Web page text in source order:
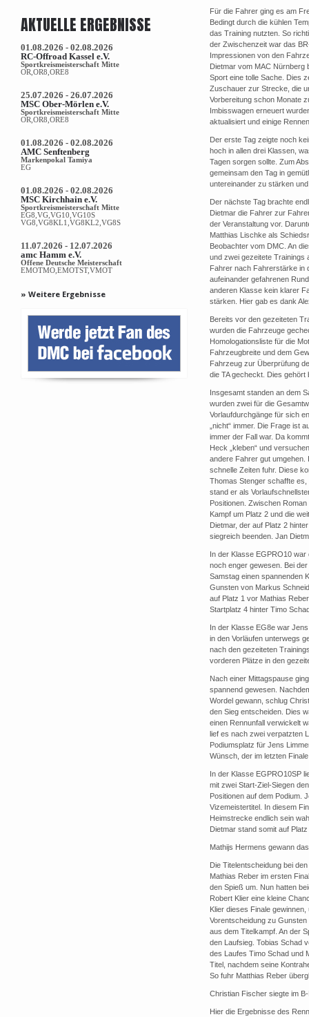
Für die Fahrer ging es am
Bedingt durch die kühlen
das Training nutzten. So
der Zwischenzeit war das
Impressionen von den
Dietmar vom MAC Nürnberg
Sport eine tolle Sache. Dies
Zuschauer zur Strecke, die
Vorbereitung schon Monate
Imbisswagen erneuert
aktualisiert und einige
Der erste Tag zeigte noch
hoch in allen drei Klassen,
Tagen sorgen sollte. Zum
gemeinsam den Tag in
untereinander zu stärken
Der nächste Tag brachte
Dietmar die Fahrer zur
der Veranstaltung vor.
Matthias Lischke als
Beobachter vom DMC. An
und zwei gezeitete Trainings
Fahrer nach Fahrerstärke in
aufeinander gefahrenen
anderen Klasse kein klarer
stärken. Hier gab es dank
Bereits vor den gezeiteten
wurden die Fahrzeuge
Homologationsliste für die
Fahrzeugbreite und dem
Fahrzeug zur Überprüfung
die TA gecheckt. Dies gehört
Insgesamt standen an dem
wurden zwei für die
Vorlaufdurchgänge für sich
„nicht“ immer. Die Frage ist
immer der Fall war. Da
Heck „kleben“ und
andere Fahrer gut
schnelle Zeiten fuhr. Diese
Thomas Stenger schaffte es,
stand er als
Positionen. Zwischen
Kampf um Platz 2 und die
Dietmar, der auf Platz 2
siegreich beenden. Jan
In der Klasse EGPRO10
noch enger gewesen. Bei
Samstag einen spannenden
Gunsten von Markus
auf Platz 1 vor Mathias
Startplatz 4 hinter Timo
In der Klasse EG8e war
in den Vorläufen unterwegs
nach den gezeiteten
vorderen Plätze in den
Nach einer Mittagspause
spannend gewesen.
Wordel gewann, schlug
den Sieg entscheiden. Dies
einen Rennunfall verwickelt
lief es nach zwei verpatzten
Podiumsplatz für Jens
Wünsch, der im letzten
In der Klasse EGPRO10SP
mit zwei Start-Ziel-Siegen
Positionen auf dem Podium.
Vizemeistertitel. In diesem
Heimstrecke endlich sein
Dietmar stand somit auf
Mathijs Hermens gewann
Die Titelentscheidung bei
Mathias Reber im ersten
den Spieß um. Nun hatten
Robert Klier eine kleine
Klier dieses Finale
Vorentscheidung zu
aus dem Titelkampf. An der
den Laufsieg. Tobias Schad
des Laufes Timo Schad und
Titel, nachdem seine
So fuhr Matthias Reber
Christian Fischer siegte im
Hier die Ergebnisse des
AKTUELLE ERGEBNISSE
01.08.2026 - 02.08.2026
RC-Offroad Kassel e.V.
Sportkreismeisterschaft Mitte
OR,OR8,ORE8
25.07.2026 - 26.07.2026
MSC Ober-Mörlen e.V.
Sportkreismeisterschaft Mitte
OR,OR8,ORE8
01.08.2026 - 02.08.2026
AMC Senftenberg
Markenpokal Tamiya
EG
01.08.2026 - 02.08.2026
MSC Kirchhain e.V.
Sportkreismeisterschaft Mitte
EG8,VG,VG10,VG10S
VG8,VG8KL1,VG8KL2,VG8S
11.07.2026 - 12.07.2026
amc Hamm e.V.
Offene Deutsche Meisterschaft
EMOTMO,EMOTST,VMOT
» Weitere Ergebnisse